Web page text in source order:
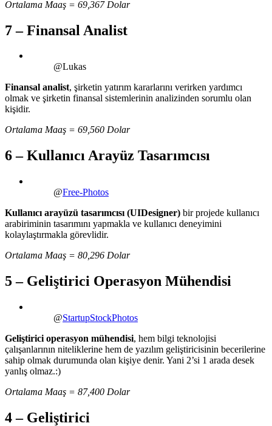
Ortalama Maaş = 69,367 Dolar
7 – Finansal Analist
@Lukas
Finansal analist, şirketin yatırım kararlarını verirken yardımcı
olmak ve şirketin finansal sistemlerinin analizinden sorumlu olan
kişidir.
Ortalama Maaş = 69,560 Dolar
6 – Kullanıcı Arayüz Tasarımcısı
@Free-Photos
Kullanıcı arayüzü tasarımcısı (UIDesigner) bir projede kullanıcı
arabiriminin tasarımını yapmakla ve kullanıcı deneyimini
kolaylaştırmakla görevlidir.
Ortalama Maaş = 80,296 Dolar
5 – Geliştirici Operasyon Mühendisi
@StartupStockPhotos
Geliştirici operasyon mühendisi, hem bilgi teknolojisi
çalışanlarının niteliklerine hem de yazılım geliştiricisinin becerilerine
sahip olmak durumunda olan kişiye denir. Yani 2’si 1 arada desek
yanlış olmaz.:)
Ortalama Maaş = 87,400 Dolar
4 – Geliştirici